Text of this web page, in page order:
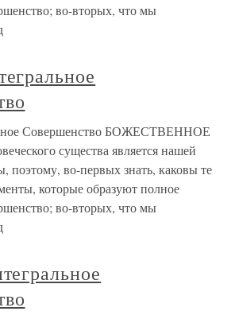
во-вторых, что мы
Совершенство БОЖЕСТВЕННОЕ
существа является нашей
во-первых знать, каковы те
которые образуют полное
во-вторых, что мы